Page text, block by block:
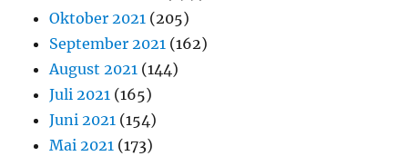
Oktober 2021 (205)
September 2021 (162)
August 2021 (144)
Juli 2021 (165)
Juni 2021 (154)
Mai 2021 (173)